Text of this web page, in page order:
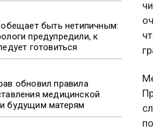
обещает быть нетипичным:
предупредили, к
готовиться
обновил правила
медицинской
будущим матерям